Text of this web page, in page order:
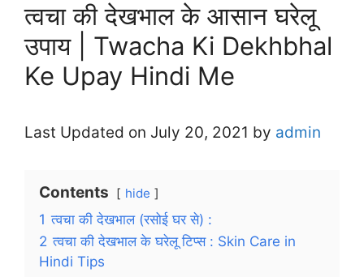
त्वचा की देखभाल के आसान घरेलू
उपाय | Twacha Ki Dekhbhal
Ke Upay Hindi Me
Last Updated on July 20, 2021 by admin
Contents hide
1 त्वचा की देखभाल (रसोई घर से) :
2 त्वचा की देखभाल के घरेलू टिप्स : Skin Care in
Hindi Tips